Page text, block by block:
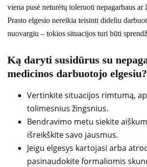
viena pusė neturėtų toleruoti nepagarbaus ar
Prasto elgesio nereikia teisinti dideliu
nuovargiu – tokios situacijos turi būti
Ką daryti susidūrus su
medicinos darbuotojo elgesiu?
Vertinkite situacijos rimtumą,
tolimesnius žingsnius.
Bendravimo metu siekite
išreikškite savo jausmus.
Jeigu elgesys kartojasi arba
pasinaudokite formaliomis